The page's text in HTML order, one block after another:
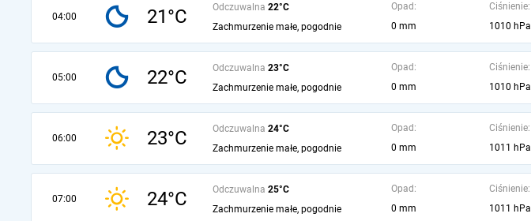
04:00 21°C Odczuwalna 22°C
Zachmurzenie małe, pogodnie
Opad:
0 mm
Ciśnienie:
1010 hPa
05:00 22°C Odczuwalna 23°C
Zachmurzenie małe, pogodnie
Opad:
0 mm
Ciśnienie:
1010 hPa
06:00 23°C Odczuwalna 24°C
Zachmurzenie małe, pogodnie
Opad:
0 mm
Ciśnienie:
1011 hPa
07:00 24°C Odczuwalna 25°C
Zachmurzenie małe, pogodnie
Opad:
0 mm
Ciśnienie:
1011 hPa